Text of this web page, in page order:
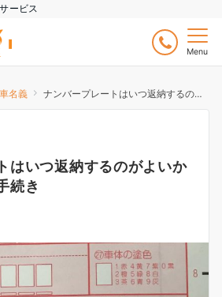
ービス
Menu
名義 ナンバープレートはいつ返納するのがよいか｜タイミングと手続き
はいつ返納するのがよいか
続き